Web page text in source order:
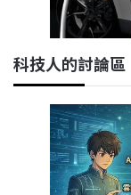
科技人的討論區